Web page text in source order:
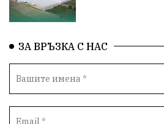
ОколнаСреда
Общност ИсторическиПарк
Космос ВоднаКриза Вода
Безопастност
ЗА ВРЪЗКА С НАС